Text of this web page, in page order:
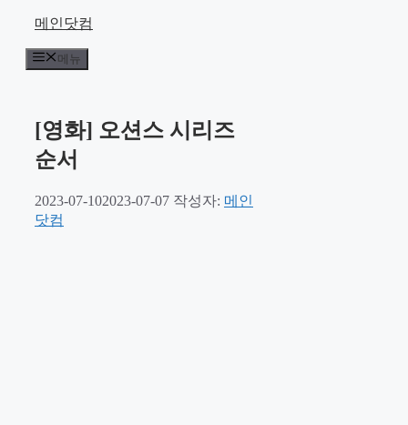
메인닷컴
메뉴
[영화] 오션스 시리즈
순서
2023-07-102023-07-07 작성자: 메인
닷컴